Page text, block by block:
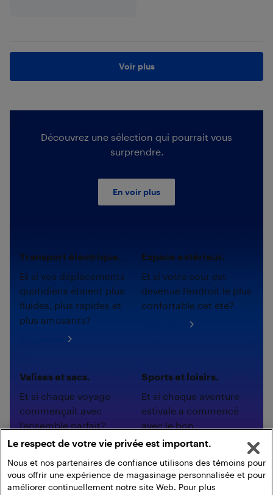
Voir plus
Découvrez une sélection qui pourrait vous
surprendre.
En voir plus
Transport électrique.
Et si vos déplacements
quotidiens étaient plus
fluides, plus rapides et
plus amusants?
Espace extérieur.
Et si votre cour est
devenue l'endroit le plus
confortable cet été?
Valises et sacs.
Et si chaque voyage
commençait avec
l'ensemble parfait?
Magasinez
Sports et loisirs.
Et si chaque aventure
estivale a commencé
avec le bon
équipement?
Magasinez
Le respect de votre vie privée est important.
Nous et nos partenaires de confiance utilisons des témoins pour
vous offrir une expérience de magasinage personnalisée et pour
améliorer continuellement notre site Web. Pour plus